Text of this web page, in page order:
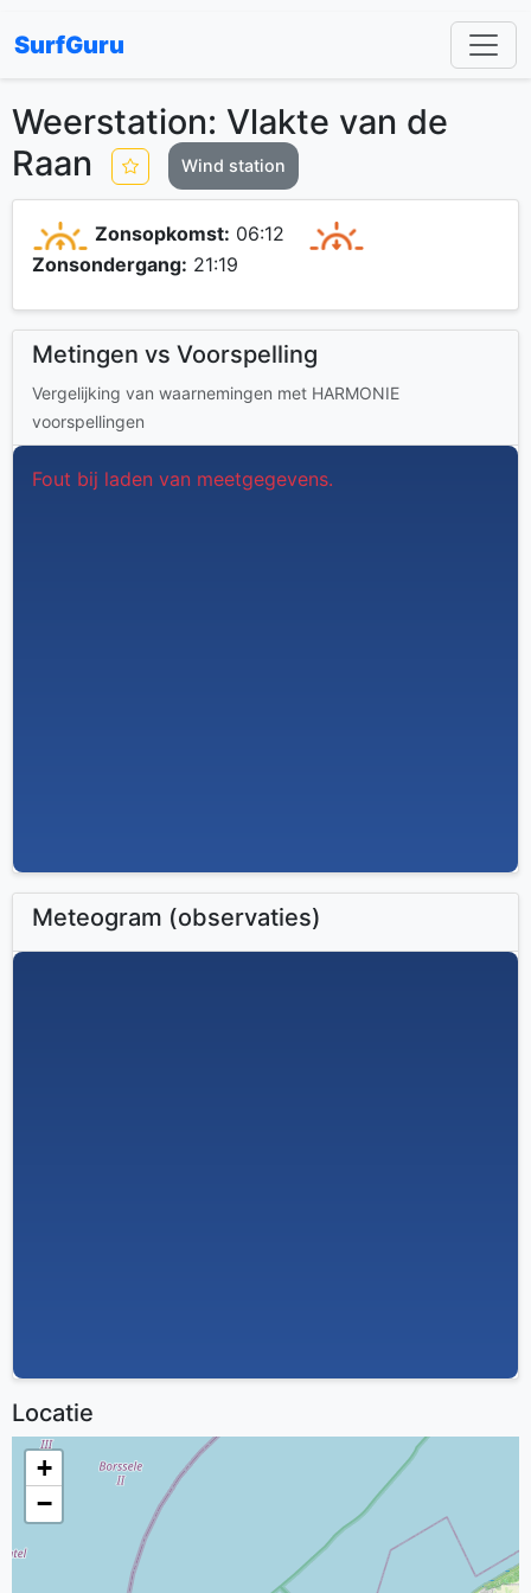
SurfGuru
Weerstation: Vlakte van de
Raan
Wind station
Zonsopkomst: 06:12
Zonsondergang: 21:19
Metingen vs Voorspelling
Vergelijking van waarnemingen met HARMONIE
voorspellingen
Fout bij laden van meetgegevens.
Meteogram (observaties)
Locatie
+
−